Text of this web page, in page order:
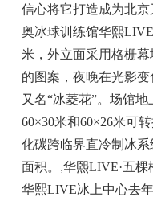
信心将它打造成为北
奥冰球训练馆华熙
米，外立面采用格栅
的图案，夜晚在光影
又名“冰菱花”。场馆
60×30米和60×26米可
化碳跨临界直冷制冰
面积。 ,华熙LIVE·五棵
华熙LIVE冰上中心去